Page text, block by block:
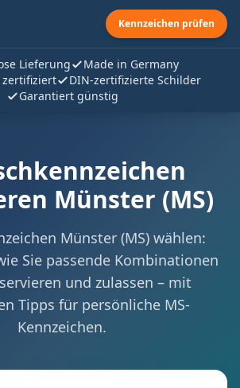
Kennzeichen prüfen
Lieferung
Made in Germany
zertifiziert
DIN-zertifizierte Schilder
Garantiert günstig
Münster (MS)
Münster (MS) wählen:
Sie passende Kombinationen
und zulassen – mit
Tipps für persönliche MS-
Kennzeichen.